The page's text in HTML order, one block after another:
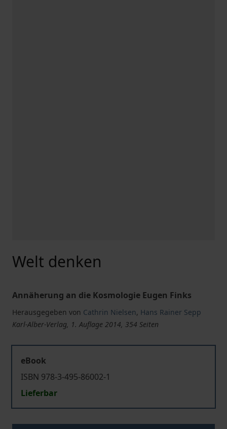
Welt denken
Annäherung an die Kosmologie Eugen Finks
Herausgegeben von Cathrin Nielsen, Hans Rainer Sepp
Karl-Alber-Verlag, 1. Auflage 2014, 354 Seiten
eBook
ISBN 978-3-495-86002-1
Lieferbar